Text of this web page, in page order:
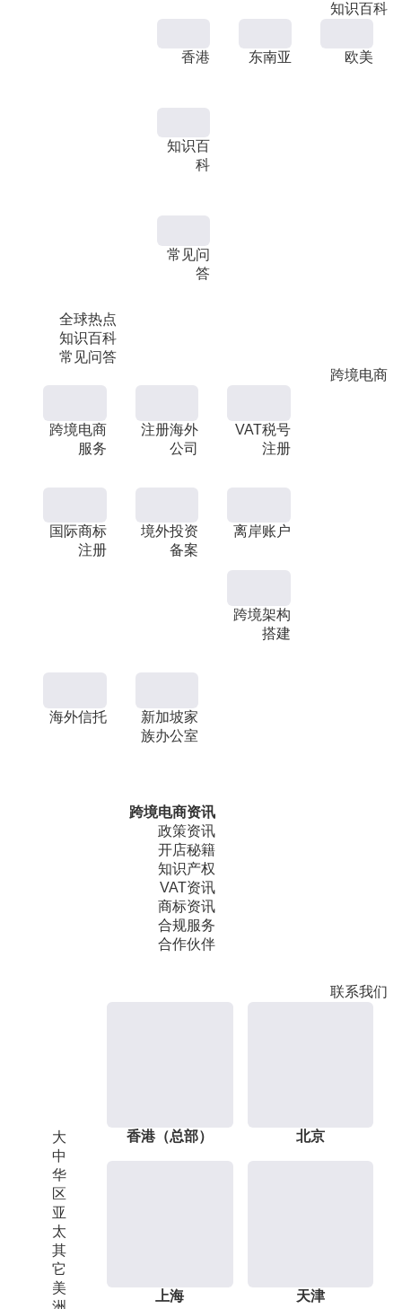
知识百科
全球热点
知识百科
常见问答
香港 东南亚 欧美
知识百
科
常见问
答
跨境电商
跨境电商
服务
注册海外
公司
VAT税号
注册
国际商标
注册
境外投资
备案
离岸账户
跨境架构
搭建
海外信托
新加坡家
族办公室
跨境电商资讯
政策资讯
开店秘籍
知识产权
VAT资讯
商标资讯
合规服务
合作伙伴
联系我们
大
中
华
区
亚
太
其
它
美
香港（总部） 北京
上海 天津